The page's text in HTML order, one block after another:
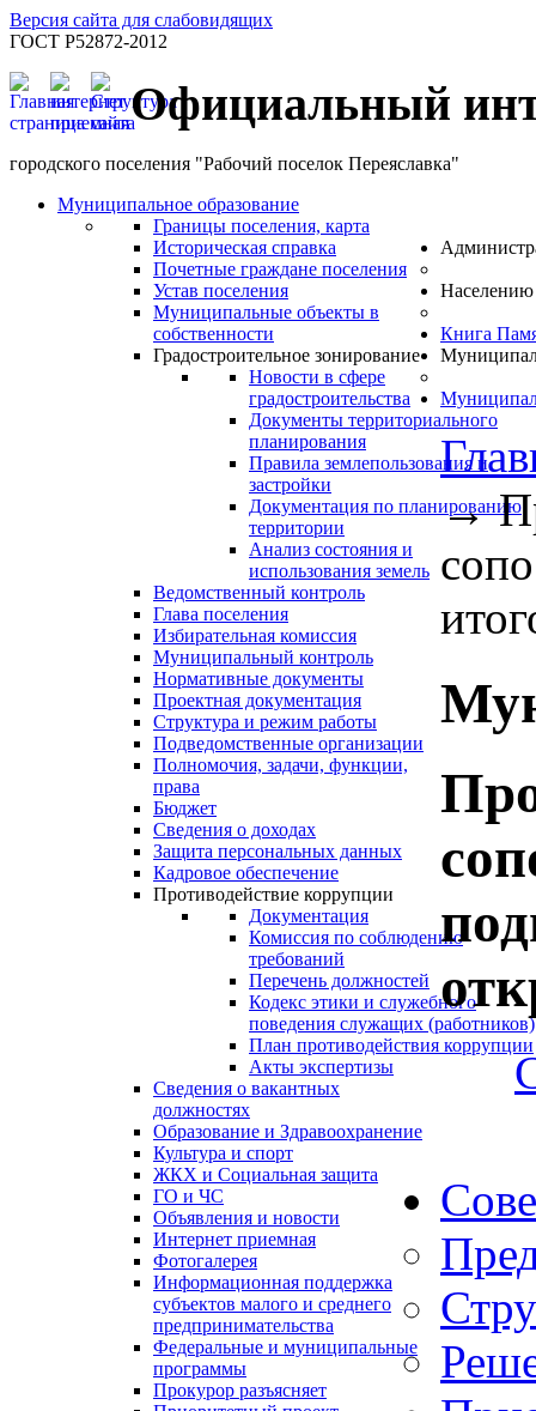
Версия сайта для слабовидящих
ГОСТ Р52872-2012
Официальный
городского поселения "Рабочий поселок Переяславка"
Муниципальное образование
Границы поселения, карта
Историческая справка
Почетные граждане поселения
Устав поселения
Муниципальные объекты в
собственности
Градостроительное зонирование
Новости в сфере
градостроительства
Документы территориального
планирования
Правила землепользования и
застройки
Документация по планированию
территории
Анализ состояния и
использования земель
Ведомственный контроль
Глава поселения
Избирательная комиссия
Муниципальный контроль
Нормативные документы
Проектная документация
Структура и режим работы
Подведомственные организации
Полномочия, задачи, функции,
права
Бюджет
Сведения о доходах
Защита персональных данных
Кадровое обеспечение
Противодействие коррупции
Документация
Комиссия по соблюдению
требований
Перечень должностей
Кодекс этики и служебного
поведения служащих (работников)
План противодействия коррупции
Акты экспертизы
Сведения о вакантных
должностях
Населению
Образование и Здравоохранение
Культура и спорт
ЖКХ и Социальная защита
ГО и ЧС
Объявления и новости
Интернет приемная
Фотогалерея
Информационная поддержка
субъектов малого и среднего
предпринимательства
Федеральные и муниципальные
программы
Прокурор разъясняет
Книга
→